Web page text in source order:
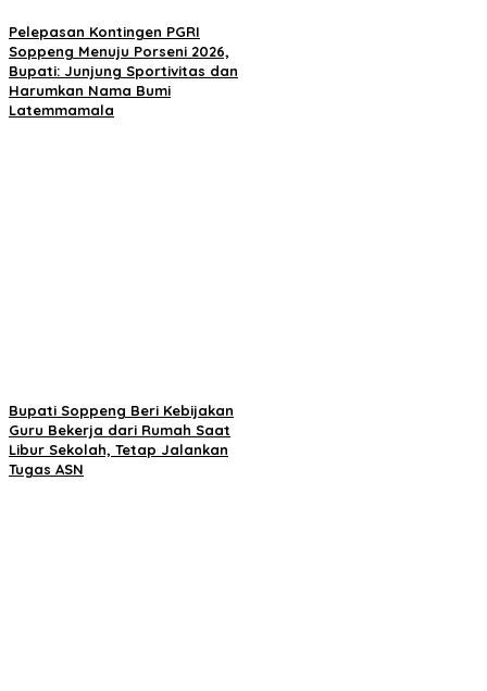
Pelepasan Kontingen PGRI
Soppeng Menuju Porseni 2026,
Bupati: Junjung Sportivitas dan
Harumkan Nama Bumi
Latemmamala
Bupati Soppeng Beri Kebijakan
Guru Bekerja dari Rumah Saat
Libur Sekolah, Tetap Jalankan
Tugas ASN